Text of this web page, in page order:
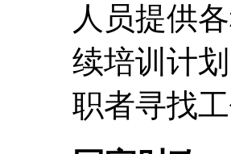
人员提供
续培训计
职者寻找工